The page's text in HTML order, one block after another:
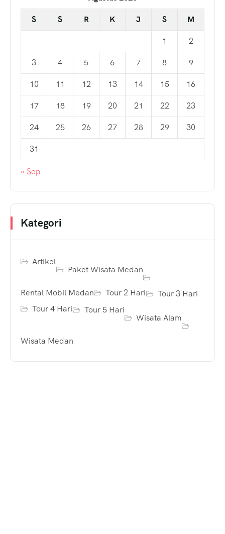
S S R K J S M
1 2
3 4 5 6 7 8 9
10 11 12 13 14 15 16
17 18 19 20 21 22 23
24 25 26 27 28 29 30
31
« Sep
Kategori
Artikel
Paket Wisata Medan
Rental Mobil Medan Tour 2 Hari
Tour 3 Hari
Tour 4 Hari
Tour 5 Hari
Wisata Alam
Wisata Medan